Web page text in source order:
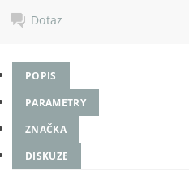
Dotaz
POPIS
PARAMETRY
ZNAČKA
DISKUZE